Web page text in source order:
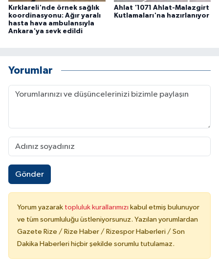
Kırklareli'nde örnek sağlık
koordinasyonu: Ağır yaralı
hasta hava ambulansıyla
Ankara'ya sevk edildi
Ahlat '1071 Ahlat-Malazgirt
Kutlamaları'na hazırlanıyor
Yorumlar
Gönder
Yorum yazarak topluluk kurallarımızı kabul etmiş bulunuyor
ve tüm sorumluluğu üstleniyorsunuz. Yazılan yorumlardan
Gazete Rize / Rize Haber / Rizespor Haberleri / Son
Dakika Haberleri hiçbir şekilde sorumlu tutulamaz.